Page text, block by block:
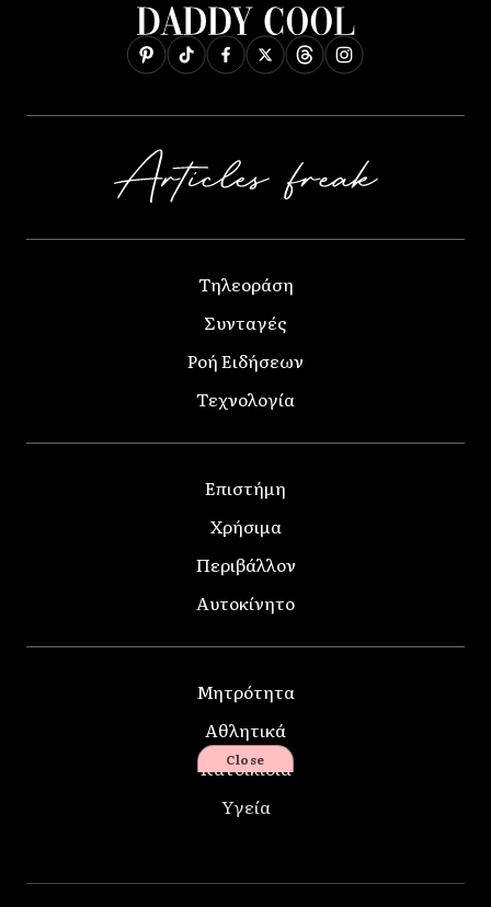
Τηλεοράση
Συνταγές
Ροή Ειδήσεων
Τεχνολογία
Επιστήμη
Χρήσιμα
Περιβάλλον
Αυτοκίνητο
Μητρότητα
Αθλητικά
Κατοικίδια
Υγεία
Close